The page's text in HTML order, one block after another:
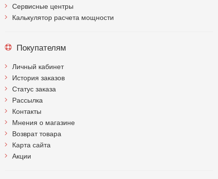
Сервисные центры
Калькулятор расчета мощности
Покупателям
Личный кабинет
История заказов
Статус заказа
Рассылка
Контакты
Мнения о магазине
Возврат товара
Карта сайта
Акции